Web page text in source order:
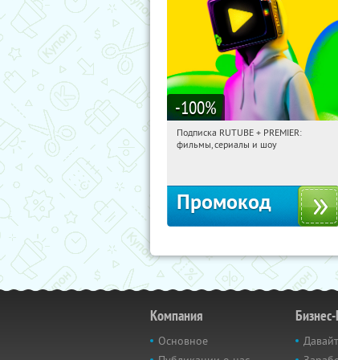
-100%
08:21:26 Получили:
Подписка RUTUBE + PREMIER:
фильмы, сериалы и шоу
Промокод
Компания
Основное